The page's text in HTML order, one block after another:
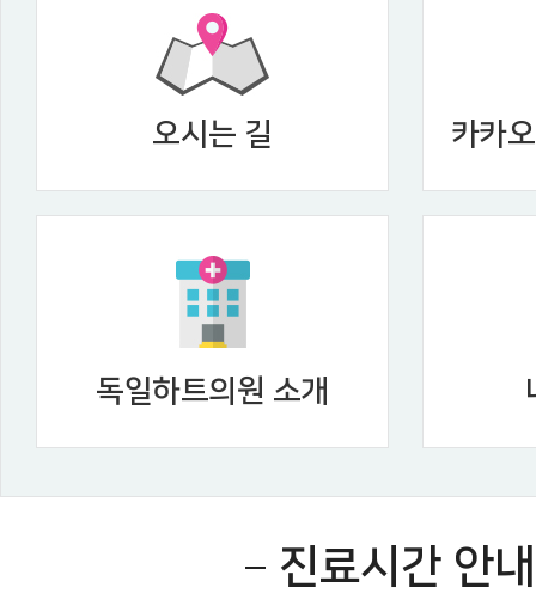
오시는 길 카카
독일하트의원 소개
진료시간 안내